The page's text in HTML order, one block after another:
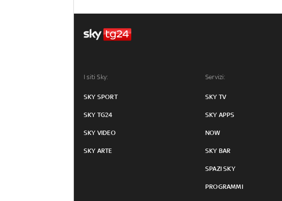
I siti Sky:
SKY SPORT
SKY TG24
SKY VIDEO
SKY ARTE
Servizi:
SKY TV
SKY APPS
NOW
SKY BAR
SPAZI SKY
PROGRAMMI